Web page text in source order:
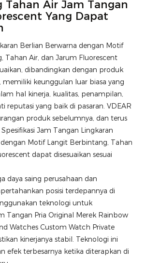
Tahan Air Jam Tangan
Yang Dapat
Berlian Berwarna dengan Motif
Tahan Air, dan Jarum Fluorescent
dibandingkan dengan produk
memiliki keunggulan luar biasa yang
hal kinerja, kualitas, penampilan,
reputasi yang baik di pasaran. VDEAR
produk sebelumnya, dan terus
Jam Tangan Lingkaran
Motif Langit Berbintang, Tahan
dapat disesuaikan sesuai
daya saing perusahaan dan
posisi terdepannya di
teknologi untuk
Tangan Pria Original Merek Rainbow
Watches Custom Watch Private
kinerjanya stabil. Teknologi ini
efek terbesarnya ketika diterapkan di